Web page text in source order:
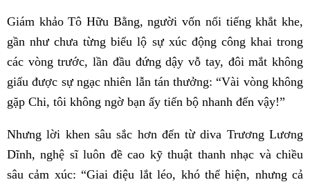
Giám khảo Tô Hữu Bằng, người vốn nổi tiếng khắt khe,
gần như chưa từng biểu lộ sự xúc động công khai trong
các vòng trước, lần đầu đứng dậy vỗ tay, đôi mắt không
giấu được sự ngạc nhiên lẫn tán thưởng: “Vài vòng không
gặp Chi, tôi không ngờ bạn ấy tiến bộ nhanh đến vậy!”
Nhưng lời khen sâu sắc hơn đến từ diva Trương Lương
Dĩnh, nghệ sĩ luôn đề cao kỹ thuật thanh nhạc và chiều
sâu cảm xúc: “Giai điệu lắt léo, khó thể hiện, nhưng cả